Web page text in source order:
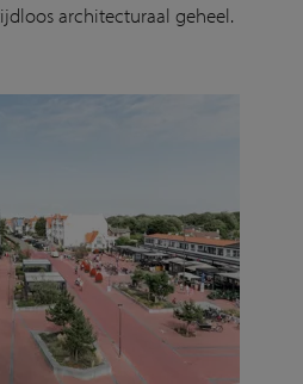
architecturaal geheel.